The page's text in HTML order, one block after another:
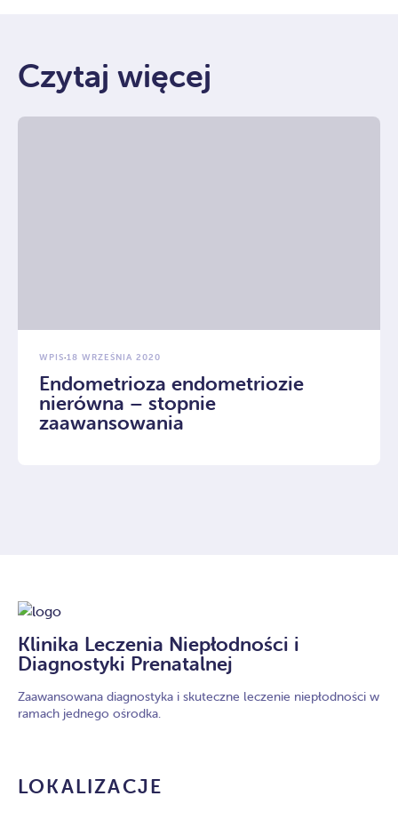
Czytaj więcej
WPIS·18 WRZEŚNIA 2020
Endometrioza endometriozie
nierówna – stopnie
zaawansowania
Klinika Leczenia Niepłodności i
Diagnostyki Prenatalnej
Zaawansowana diagnostyka i skuteczne leczenie niepłodności w
ramach jednego ośrodka.
LOKALIZACJE